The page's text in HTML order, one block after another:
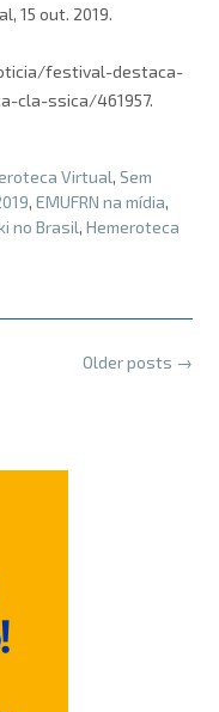
15 out. 2019.
festival-destaca-
cla-ssica/461957.
Virtual, Sem
, EMUFRN na mídia,
no Brasil, Hemeroteca
Older posts →